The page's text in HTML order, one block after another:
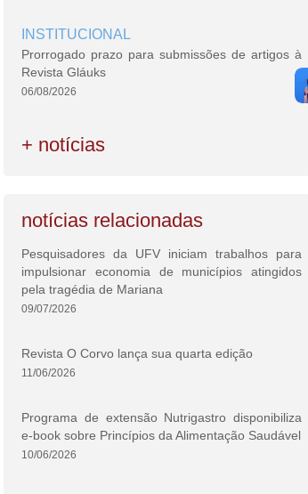
INSTITUCIONAL
Prorrogado prazo para submissões de artigos à
Revista Gláuks
06/08/2026
+ notícias
notícias relacionadas
Pesquisadores da UFV iniciam trabalhos para
impulsionar economia de municípios atingidos
pela tragédia de Mariana
09/07/2026
Revista O Corvo lança sua quarta edição
11/06/2026
Programa de extensão Nutrigastro disponibiliza
e-book sobre Princípios da Alimentação Saudável
10/06/2026